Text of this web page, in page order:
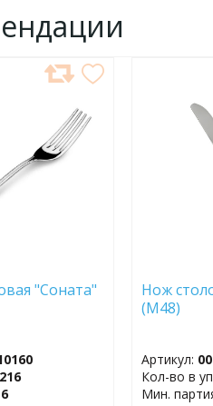
"Соната"
216
6
Нож
(М48)
Артикул:
Кол-во в
Мин.